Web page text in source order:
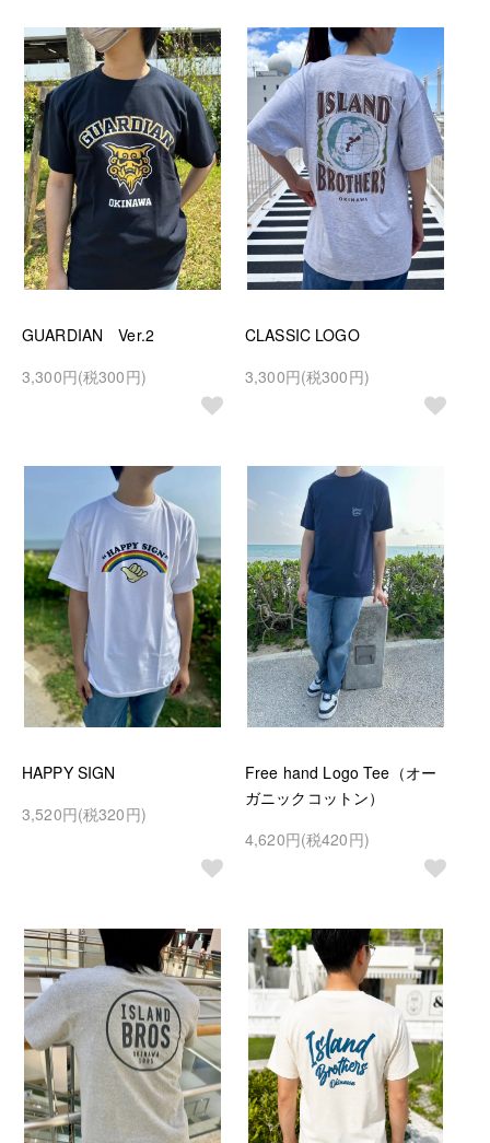
GUARDIAN Ver.2
3,300円(税300円)
CLASSIC LOGO
3,300円(税300円)
HAPPY SIGN
3,520円(税320円)
Free hand Logo Tee（オー
ガニックコットン）
4,620円(税420円)